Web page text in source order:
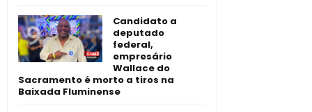
Candidato a
deputado
federal,
empresário
Wallace do
Sacramento é morto a tiros na
Baixada Fluminense